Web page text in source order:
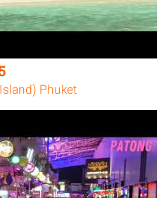
Phuket